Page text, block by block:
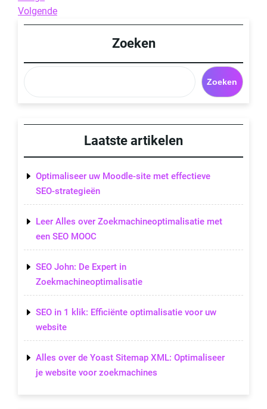
Post
Next
Post
Volgende
Zoeken
Zoeken
Laatste artikelen
Optimaliseer uw Moodle-site met effectieve
SEO-strategieën
Leer Alles over Zoekmachineoptimalisatie met
een SEO MOOC
SEO John: De Expert in
Zoekmachineoptimalisatie
SEO in 1 klik: Efficiënte optimalisatie voor uw
website
Alles over de Yoast Sitemap XML: Optimaliseer
je website voor zoekmachines